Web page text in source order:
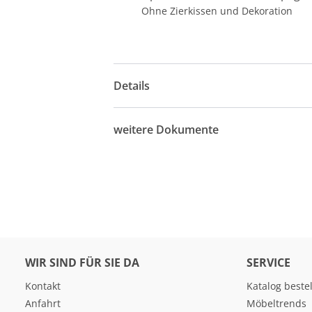
Ohne Zierkissen und Dekoration
Details
weitere Dokumente
WIR SIND FÜR SIE DA
Kontakt
Anfahrt
SERVICE
Katalog
Möbeltrends